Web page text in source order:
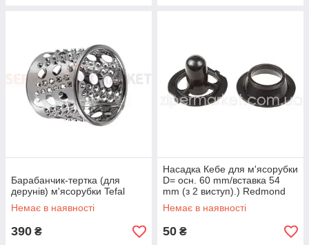
Барабанчик-тертка (для
дерунів) м'ясорубки Tefal
Немає в наявності
390 ₴
Насадка Кебе для м'ясорубки
D= осн. 60 mm/вставка 54
mm (з 2 виступ).) Redmond
чорний
Немає в наявності
50 ₴